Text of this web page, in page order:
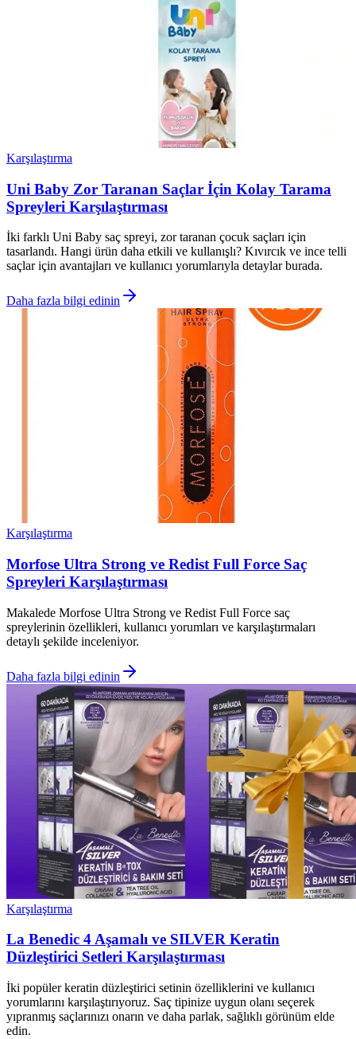
Karşılaştırma
Uni Baby Zor Taranan Saçlar İçin Kolay Tarama
Spreyleri Karşılaştırması
İki farklı Uni Baby saç spreyi, zor taranan çocuk saçları için
tasarlandı. Hangi ürün daha etkili ve kullanışlı? Kıvırcık ve ince telli
saçlar için avantajları ve kullanıcı yorumlarıyla detaylar burada.
Daha fazla bilgi edinin
Karşılaştırma
Morfose Ultra Strong ve Redist Full Force Saç
Spreyleri Karşılaştırması
Makalede Morfose Ultra Strong ve Redist Full Force saç
spreylerinin özellikleri, kullanıcı yorumları ve karşılaştırmaları
detaylı şekilde inceleniyor.
Daha fazla bilgi edinin
Karşılaştırma
La Benedic 4 Aşamalı ve SILVER Keratin
Düzleştirici Setleri Karşılaştırması
İki popüler keratin düzleştirici setinin özelliklerini ve kullanıcı
yorumlarını karşılaştırıyoruz. Saç tipinize uygun olanı seçerek
yıpranmış saçlarınızı onarın ve daha parlak, sağlıklı görünüm elde
edin.